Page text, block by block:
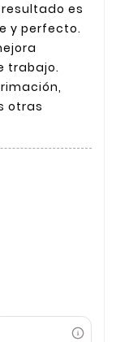
es
y perfecto.
trabajo.
otras